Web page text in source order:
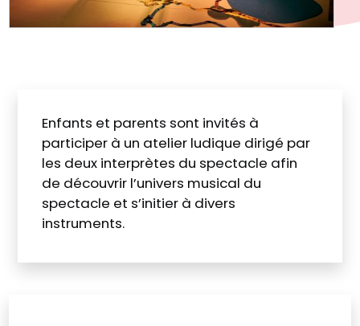
Enfants et parents sont invités à
participer à un atelier ludique dirigé par
les deux interprètes du spectacle afin
de découvrir l’univers musical du
spectacle et s’initier à divers
instruments.